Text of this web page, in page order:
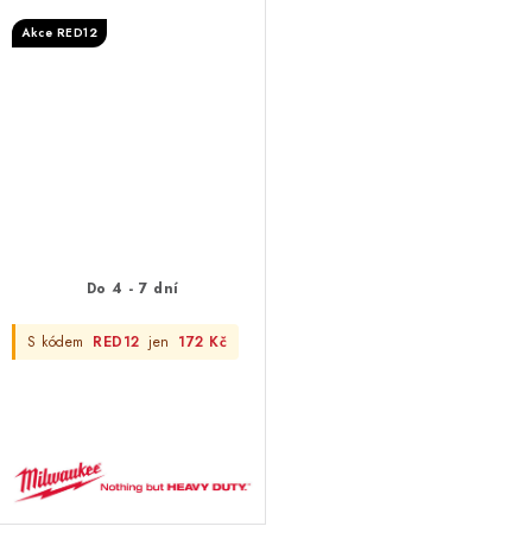
Akce RED12
Do 4 - 7 dní
S kódem RED12 jen 172 Kč